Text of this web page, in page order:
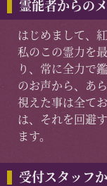
霊能者からの
はじめまして、
私のこの霊力を
り、常に全力で
のお声から、あ
視えた事は全て
は、それを回避
ます。
受付スタッフ